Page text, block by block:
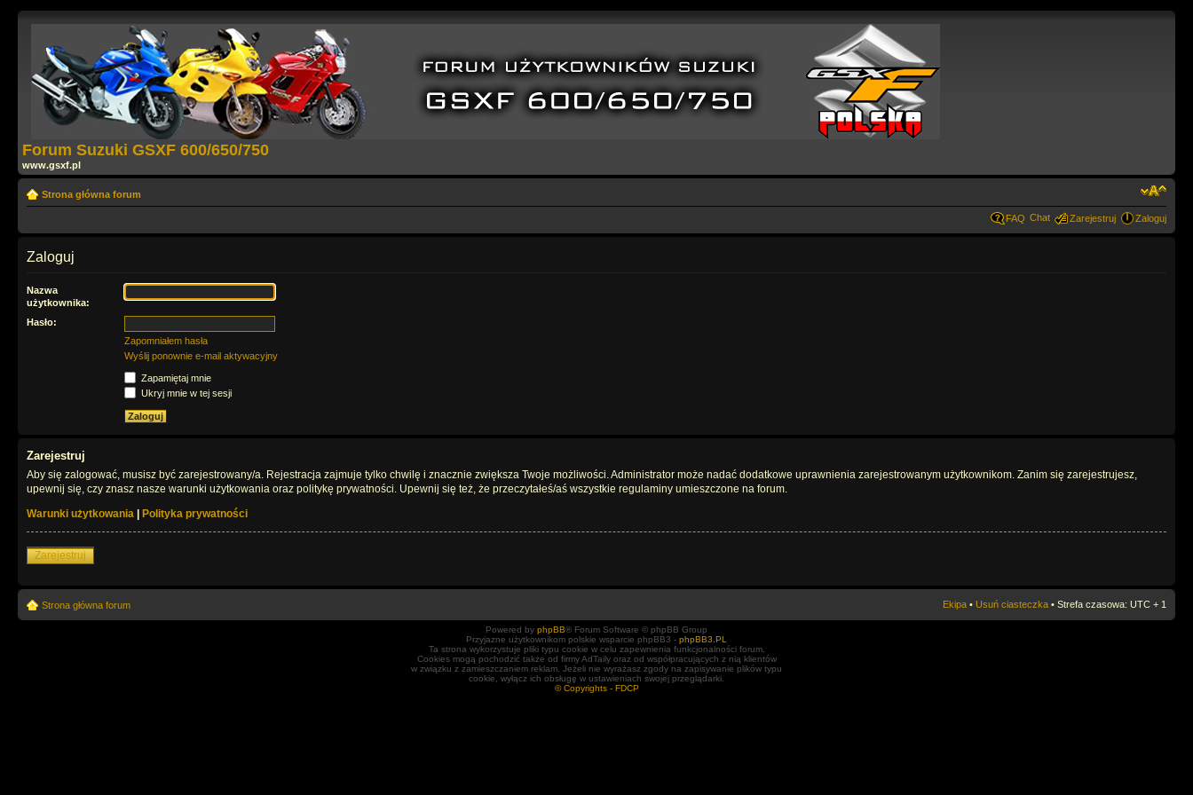
Forum Suzuki GSXF 600/650/750
www.gsxf.pl
Strona główna forum
FAQ Chat Zarejestruj Zaloguj
Zaloguj
Nazwa
użytkownika:
Hasło:
Zapomniałem hasła
Wyślij ponownie e-mail aktywacyjny
Zapamiętaj mnie
Ukryj mnie w tej sesji
Zarejestruj
Aby się zalogować, musisz być zarejestrowany/a. Rejestracja zajmuje tylko chwilę i znacznie zwiększa Twoje możliwości. Administrator może nadać dodatkowe uprawnienia zarejestrowanym użytkownikom. Zanim się zarejestrujesz,
upewnij się, czy znasz nasze warunki użytkowania oraz politykę prywatności. Upewnij się też, że przeczytałeś/aś wszystkie regulaminy umieszczone na forum.
Warunki użytkowania
Polityka prywatności
Zarejestruj
Strona główna forum Ekipa • Usuń ciasteczka • Strefa czasowa: UTC + 1
Powered by phpBB® Forum Software © phpBB Group
Przyjazne użytkownikom polskie wsparcie phpBB3 - phpBB3.PL
Ta strona wykorzystuje pliki typu cookie w celu zapewnienia funkcjonalności forum.
Cookies mogą pochodzić także od firmy AdTaily oraz od współpracujących z nią klientów
w związku z zamieszczaniem reklam. Jeżeli nie wyrażasz zgody na zapisywanie plików typu
cookie, wyłącz ich obsługę w ustawieniach swojej przeglądarki.
© Copyrights - FDCP